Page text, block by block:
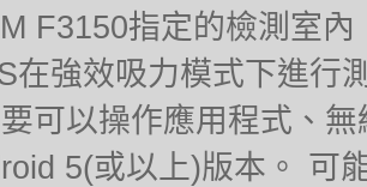
F3150指定的檢測室
在強效吸力模式下進行
可以操作應用程式、
5(或以上)版本。 可